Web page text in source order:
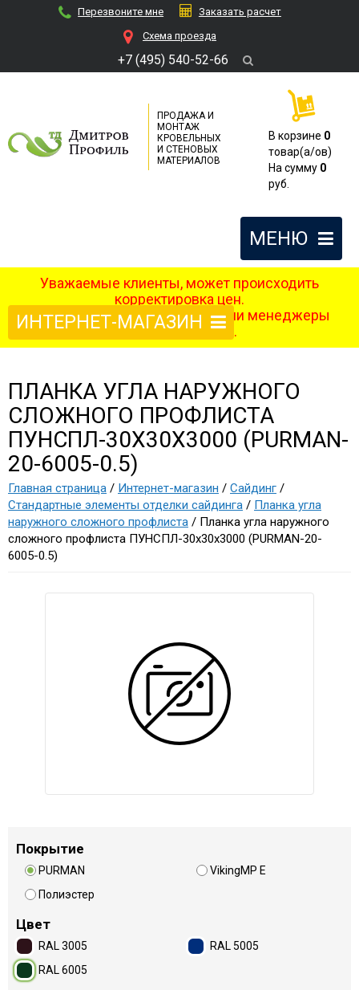
Перезвоните мне
Заказать расчет
Cхема проезда
+7 (495) 540-52-66
ПРОДАЖА И
МОНТАЖ
КРОВЕЛЬНЫХ
И СТЕНОВЫХ
МАТЕРИАЛОВ
В корзине 0
товар(a/ов)
На сумму 0
руб.
МЕНЮ
Уважаемые клиенты, может происходить
корректировка цен.
После оформления заказа наши менеджеры
свяжутся с вами.
ИНТЕРНЕТ-МАГАЗИН
ПЛАНКА УГЛА НАРУЖНОГО
СЛОЖНОГО ПРОФЛИСТА
ПУНСПЛ-30Х30Х3000 (PURMAN-
20-6005-0.5)
Главная страница / Интернет-магазин / Сайдинг /
Стандартные элементы отделки сайдинга / Планка угла
наружного сложного профлиста / Планка угла наружного
сложного профлиста ПУНСПЛ-30х30х3000 (PURMAN-20-
6005-0.5)
Покрытие
PURMAN
VikingMP E
Полиэстер
Цвет
RAL 3005
RAL 5005
RAL 6005